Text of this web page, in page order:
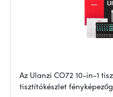
Az Ulanzi CO72 10-in-1
tisztítókészlet